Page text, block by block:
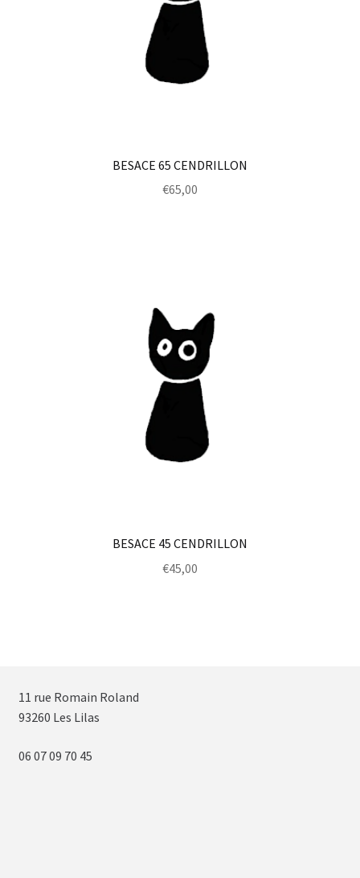
BESACE 65 CENDRILLON
€65,00
BESACE 45 CENDRILLON
€45,00
11 rue Romain Roland
93260 Les Lilas
06 07 09 70 45